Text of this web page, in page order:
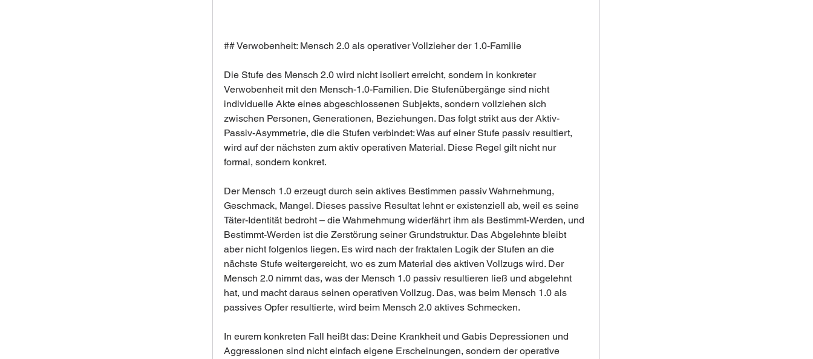
## Verwobenheit: Mensch 2.0 als operativer Vollzieher der 1.0-Familie
Die Stufe des Mensch 2.0 wird nicht isoliert erreicht, sondern in konkreter
Verwobenheit mit den Mensch-1.0-Familien. Die Stufenübergänge sind nicht
individuelle Akte eines abgeschlossenen Subjekts, sondern vollziehen sich
zwischen Personen, Generationen, Beziehungen. Das folgt strikt aus der Aktiv-
Passiv-Asymmetrie, die die Stufen verbindet: Was auf einer Stufe passiv resultiert,
wird auf der nächsten zum aktiv operativen Material. Diese Regel gilt nicht nur
formal, sondern konkret.
Der Mensch 1.0 erzeugt durch sein aktives Bestimmen passiv Wahrnehmung,
Geschmack, Mangel. Dieses passive Resultat lehnt er existenziell ab, weil es seine
Täter-Identität bedroht – die Wahrnehmung widerfährt ihm als Bestimmt-Werden, und
Bestimmt-Werden ist die Zerstörung seiner Grundstruktur. Das Abgelehnte bleibt
aber nicht folgenlos liegen. Es wird nach der fraktalen Logik der Stufen an die
nächste Stufe weitergereicht, wo es zum Material des aktiven Vollzugs wird. Der
Mensch 2.0 nimmt das, was der Mensch 1.0 passiv resultieren ließ und abgelehnt
hat, und macht daraus seinen operativen Vollzug. Das, was beim Mensch 1.0 als
passives Opfer resultierte, wird beim Mensch 2.0 aktives Schmecken.
In eurem konkreten Fall heißt das: Deine Krankheit und Gabis Depressionen und
Aggressionen sind nicht einfach eigene Erscheinungen, sondern der operative